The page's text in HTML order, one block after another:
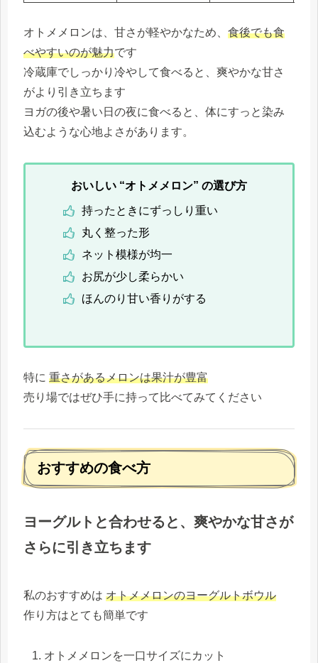
オトメメロンは、甘さが軽やかなため、 食後でも食
べやすいのが魅力です
冷蔵庫でしっかり冷やして食べると、爽やかな甘さ
がより引き立ちます
ヨガの後や暑い日の夜に食べると、体にすっと染み
込むような心地よさがあります。
おいしい “オトメメロン” の選び方
持ったときにずっしり重い
丸く整った形
ネット模様が均一
お尻が少し柔らかい
ほんのり甘い香りがする
特に 重さがあるメロンは果汁が豊富
売り場ではぜひ手に持って比べてみてください
おすすめの食べ方
ヨーグルトと合わせると、爽やかな甘さが
さらに引き立ちます
私のおすすめは オトメメロンのヨーグルトボウル
作り方はとても簡単です
オトメメロンを一口サイズにカット